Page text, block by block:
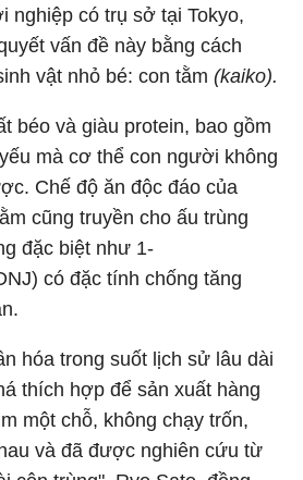
nghiệp có trụ sở tại Tokyo,
vấn đề này bằng cách
vật nhỏ bé: con tằm (kaiko).
béo và giàu protein, bao gồm
mà cơ thể con người không
Chế độ ăn độc đáo của
cũng truyền cho ấu trùng
đặc biệt như 1-
có đặc tính chống tăng
hóa trong suốt lịch sử lâu dài
thích hợp để sản xuất hàng
một chỗ, không chạy trốn,
và đã được nghiên cứu từ